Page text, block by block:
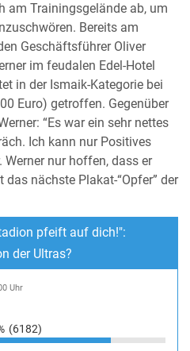
am Trainingsgelände ab, um
Bereits am
Geschäftsführer Oliver
im feudalen Edel-Hotel
in der Ismaik-Kategorie bei
Euro) getroffen. Gegenüber
“Es war ein sehr nettes
Ich kann nur Positives
Werner nur hoffen, dass er
nächste Plakat-“Opfer” der
pfeift auf dich!":
der Ultras?
Uhr
(6182)